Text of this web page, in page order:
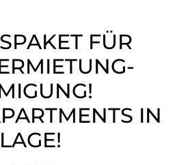
FÜR
IN